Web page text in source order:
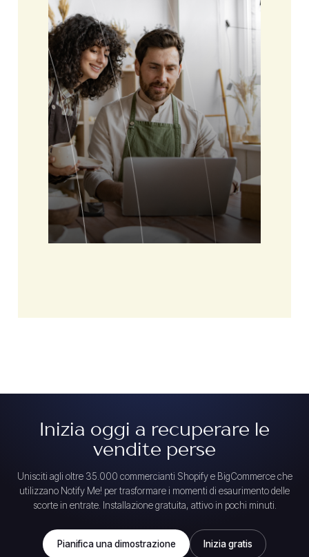
Inizia oggi a recuperare le
vendite perse
Unisciti agli oltre 35.000 commercianti Shopify e BigCommerce che
utilizzano Notify Me! per trasformare i momenti di esaurimento delle
scorte in entrate. Installazione gratuita, attivo in pochi minuti.
Pianifica una dimostrazione Inizia gratis